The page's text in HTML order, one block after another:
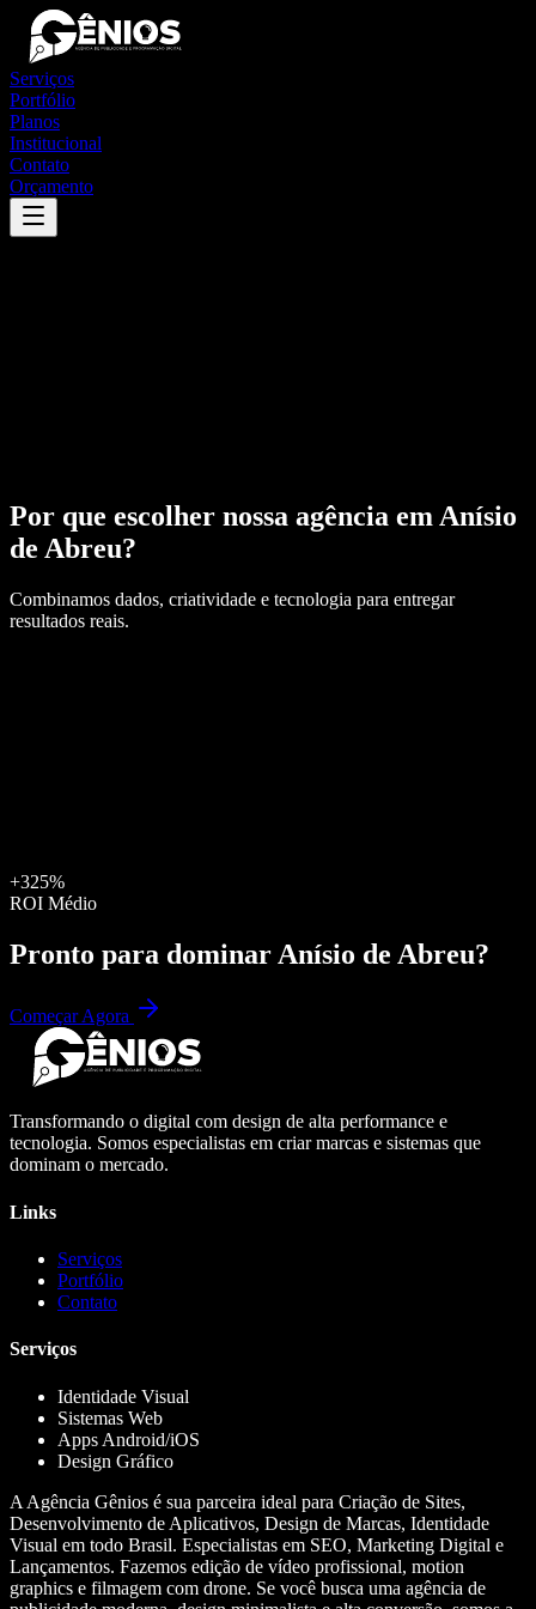
Serviços
Portfólio
Planos
Institucional
Contato
Orçamento
Por que escolher nossa agência em Anísio
de Abreu?
Combinamos dados, criatividade e tecnologia para entregar
resultados reais.
+325%
ROI Médio
Pronto para dominar Anísio de Abreu?
Começar Agora
Transformando o digital com design de alta performance e
tecnologia. Somos especialistas em criar marcas e sistemas que
dominam o mercado.
Links
Serviços
Portfólio
Contato
Serviços
Identidade Visual
Sistemas Web
Apps Android/iOS
Design Gráfico
A Agência Gênios é sua parceira ideal para Criação de Sites,
Desenvolvimento de Aplicativos, Design de Marcas, Identidade
Visual em todo Brasil. Especialistas em SEO, Marketing Digital e
Lançamentos. Fazemos edição de vídeo profissional, motion
graphics e filmagem com drone. Se você busca uma agência de